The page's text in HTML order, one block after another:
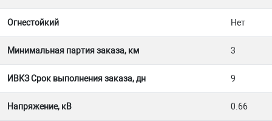
Огнестойкий Нет
Минимальная партия заказа, км 3
ИВКЗ Срок выполнения заказа, дн 9
Напряжение, кВ 0.66